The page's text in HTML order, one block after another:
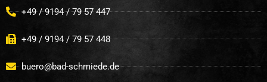
+49 / 9194 / 79 57 447
+49 / 9194 / 79 57 448
buero@bad-schmiede.de